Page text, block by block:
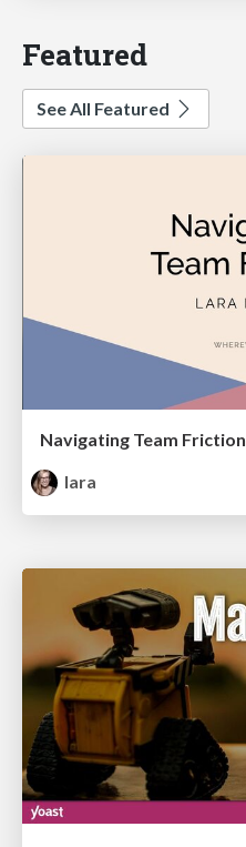
Featured
See All Featured
Navigating Team Friction
lara